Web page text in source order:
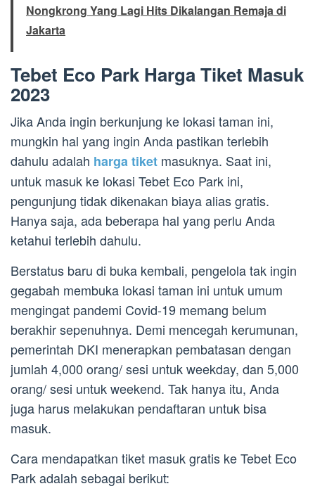
Nongkrong Yang Lagi Hits Dikalangan Remaja di
Jakarta
Tebet Eco Park Harga Tiket Masuk
2023
Jika Anda ingin berkunjung ke lokasi taman ini,
mungkin hal yang ingin Anda pastikan terlebih
dahulu adalah harga tiket masuknya. Saat ini,
untuk masuk ke lokasi Tebet Eco Park ini,
pengunjung tidak dikenakan biaya alias gratis.
Hanya saja, ada beberapa hal yang perlu Anda
ketahui terlebih dahulu.
Berstatus baru di buka kembali, pengelola tak ingin
gegabah membuka lokasi taman ini untuk umum
mengingat pandemi Covid-19 memang belum
berakhir sepenuhnya. Demi mencegah kerumunan,
pemerintah DKI menerapkan pembatasan dengan
jumlah 4,000 orang/ sesi untuk weekday, dan 5,000
orang/ sesi untuk weekend. Tak hanya itu, Anda
juga harus melakukan pendaftaran untuk bisa
masuk.
Cara mendapatkan tiket masuk gratis ke Tebet Eco
Park adalah sebagai berikut: